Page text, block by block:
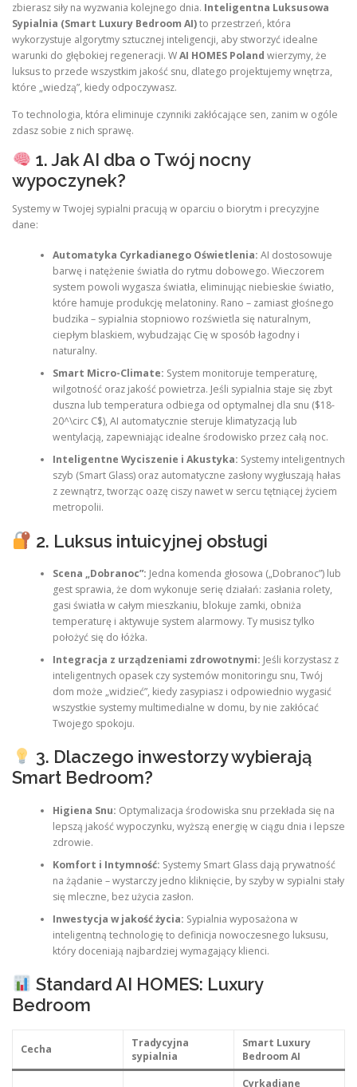
zbierasz siły na wyzwania kolejnego dnia. Inteligentna Luksusowa
Sypialnia (Smart Luxury Bedroom AI)to przestrzeń, która
wykorzystuje algorytmy sztucznej inteligencji, aby stworzyć idealne
warunki do głębokiej regeneracji. WAI HOMES Poland wierzymy, że
luksus to przede wszystkim jakość snu, dlatego projektujemy wnętrza,
które „wiedzą”, kiedy odpoczywasz.
To technologia, która eliminuje czynniki zakłócające sen, zanim w ogóle
zdasz sobie z nich sprawę.
1. Jak AI dba o Twój nocny
wypoczynek?
Systemy w Twojej sypialni pracują w oparciu o biorytm i precyzyjne
dane:
Automatyka Cyrkadianego Oświetlenia: AI dostosowuje
barwę i natężenie światła do rytmu dobowego. Wieczorem
system powoli wygasza światła, eliminując niebieskie światło,
które hamuje produkcję melatoniny. Rano – zamiast głośnego
budzika – sypialnia stopniowo rozświetla się naturalnym,
ciepłym blaskiem, wybudzając Cię w sposób łagodny i
naturalny.
Smart Micro-Climate: System monitoruje temperaturę,
wilgotność oraz jakość powietrza. Jeśli sypialnia staje się zbyt
duszna lub temperatura odbiega od optymalnej dla snu ($18-
20^\circ C$), AI automatycznie steruje klimatyzacją lub
wentylacją, zapewniając idealne środowisko przez całą noc.
Inteligentne Wyciszenie i Akustyka: Systemy inteligentnych
szyb (Smart Glass) oraz automatyczne zasłony wygłuszają hałas
z zewnątrz, tworząc oazę ciszy nawet w sercu tętniącej życiem
metropolii.
2. Luksus intuicyjnej obsługi
Scena „Dobranoc”: Jedna komenda głosowa („Dobranoc”) lub
gest sprawia, że dom wykonuje serię działań: zasłania rolety,
gasi światła w całym mieszkaniu, blokuje zamki, obniża
temperaturę i aktywuje system alarmowy. Ty musisz tylko
położyć się do łóżka.
Integracja z urządzeniami zdrowotnymi: Jeśli korzystasz z
inteligentnych opasek czy systemów monitoringu snu, Twój
dom może „widzieć”, kiedy zasypiasz i odpowiednio wygasić
wszystkie systemy multimedialne w domu, by nie zakłócać
Twojego spokoju.
3. Dlaczego inwestorzy wybierają
Smart Bedroom?
Higiena Snu: Optymalizacja środowiska snu przekłada się na
lepszą jakość wypoczynku, wyższą energię w ciągu dnia i lepsze
zdrowie.
Komfort i Intymność: Systemy Smart Glass dają prywatność
na żądanie – wystarczy jedno kliknięcie, by szyby w sypialni stały
się mleczne, bez użycia zasłon.
Inwestycja w jakość życia: Sypialnia wyposażona w
inteligentną technologię to definicja nowoczesnego luksusu,
który doceniają najbardziej wymagający klienci.
Standard AI HOMES: Luxury
Bedroom
Cecha
Tradycyjna
sypialnia
Smart Luxury
Bedroom AI
Cyrkadiane